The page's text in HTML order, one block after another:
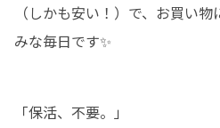
（しかも安い！）で、お買い
みな毎日です✨
「保活、不要。」